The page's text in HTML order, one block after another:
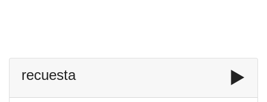
recuesta ▶️